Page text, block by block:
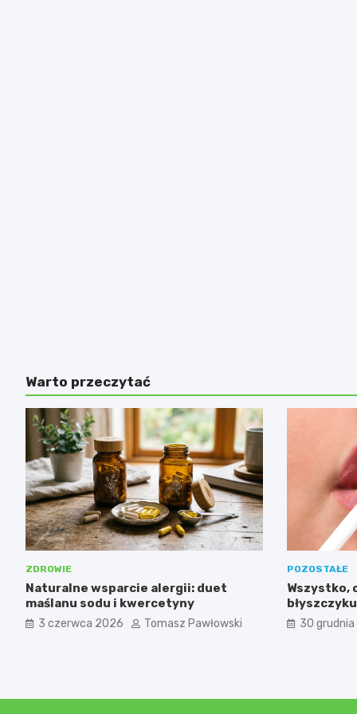
Warto przeczytać
ZDROWIE
Naturalne wsparcie alergii: duet
maślanu sodu i kwercetyny
3 czerwca 2026 Tomasz Pawłowski
POZOSTAŁE
Wszystko,
30